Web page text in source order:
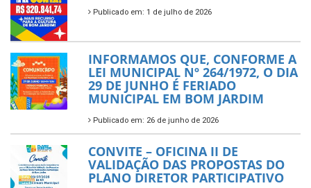
Publicado em: 1 de julho de 2026
INFORMAMOS QUE, CONFORME A
LEI MUNICIPAL Nº 264/1972, O DIA
29 DE JUNHO É FERIADO
MUNICIPAL EM BOM JARDIM
Publicado em: 26 de junho de 2026
CONVITE – OFICINA II DE
VALIDAÇÃO DAS PROPOSTAS DO
PLANO DIRETOR PARTICIPATIVO